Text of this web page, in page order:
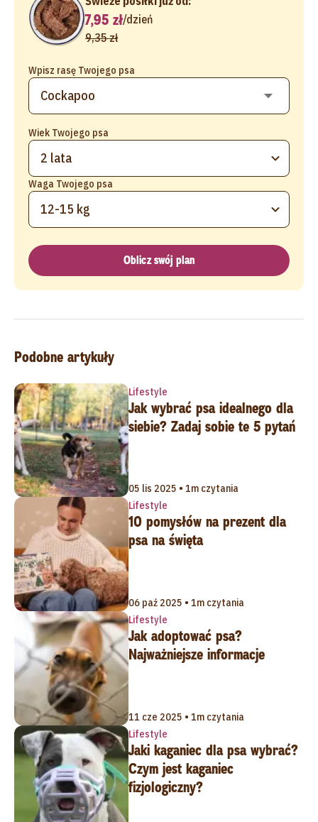
Wpisz rasę Twojego psa
Wiek Twojego psa
2 lata
Waga Twojego psa
12-15 kg
7,95 zł/dzień
9,35 zł
Oblicz swój plan
Podobne artykuły
Lifestyle
Jak wybrać psa idealnego dla
siebie? Zadaj sobie te 5 pytań
05 lis 2025 • 1m czytania
Lifestyle
10 pomysłów na prezent dla
psa na święta
06 paź 2025 • 1m czytania
Lifestyle
Jak adoptować psa?
Najważniejsze informacje
11 cze 2025 • 1m czytania
Lifestyle
Jaki kaganiec dla psa wybrać?
Czym jest kaganiec
fizjologiczny?